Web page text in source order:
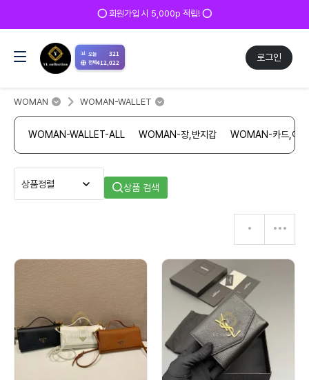
⭕ 회원가입 시 5,000p 적립! ⭕
로그인
📊 오늘 321
전체412,022
WOMAN WOMAN-WALLET
WOMAN-WALLET-ALL WOMAN-장,반지갑 WOMAN-카드,여권
상품 검색